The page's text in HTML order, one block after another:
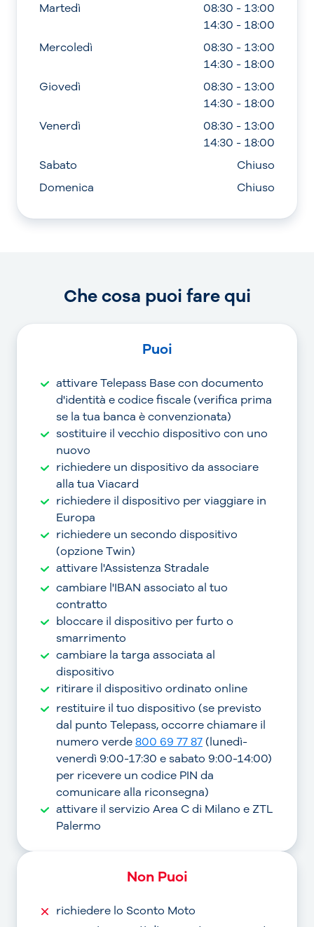
Martedì
08:30 - 13:00
14:30 - 18:00
Mercoledì
08:30 - 13:00
14:30 - 18:00
Giovedì
08:30 - 13:00
14:30 - 18:00
Venerdì
08:30 - 13:00
14:30 - 18:00
Sabato
Chiuso
Domenica
Chiuso
Che cosa puoi fare qui
Puoi
attivare Telepass Base con documento
d'identità e codice fiscale (verifica prima
se la tua banca è convenzionata)
sostituire il vecchio dispositivo con uno
nuovo
richiedere un dispositivo da associare
alla tua Viacard
richiedere il dispositivo per viaggiare in
Europa
richiedere un secondo dispositivo
(opzione Twin)
attivare l'Assistenza Stradale
cambiare l'IBAN associato al tuo
contratto
bloccare il dispositivo per furto o
smarrimento
cambiare la targa associata al
dispositivo
ritirare il dispositivo ordinato online
restituire il tuo dispositivo (se previsto
dal punto Telepass, occorre chiamare il
numero verde800 69 77 87(lunedì-
venerdì 9:00-17:30 e sabato 9:00-14:00)
per ricevere un codice PIN da
comunicare alla riconsegna)
attivare il servizio Area C di Milano e ZTL
Palermo
Non Puoi
richiedere lo Sconto Moto